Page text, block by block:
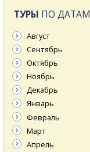
ТУРЫ ПО ДАТАМ
Август
Сентябрь
Октябрь
Ноябрь
Декабрь
Январь
Февраль
Март
Апрель